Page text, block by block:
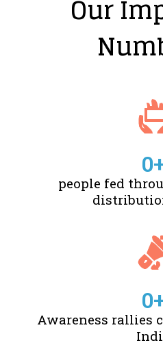
Our
people fed
0
Awareness rallies
0